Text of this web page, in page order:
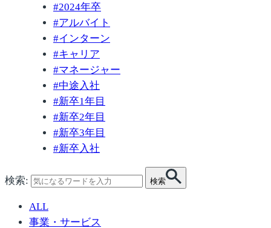
#2024年卒
#アルバイト
#インターン
#キャリア
#マネージャー
#中途入社
#新卒1年目
#新卒2年目
#新卒3年目
#新卒入社
検索: 検索
ALL
事業・サービス